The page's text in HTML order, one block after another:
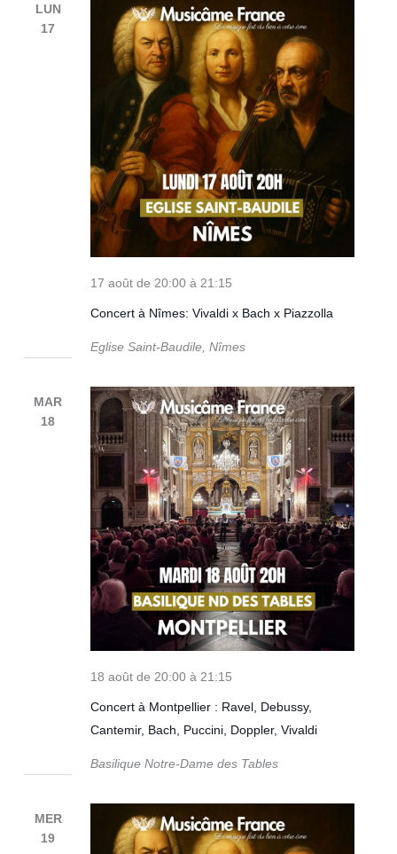
LUN
17
Concert à Nîmes: Vivaldi x Bach x Piazzolla
17 août de 20:00 à21:15
Eglise Saint-Baudile, Nîmes
MAR
18
Concert à Montpellier : Ravel, Debussy,
Cantemir, Bach, Puccini, Doppler, Vivaldi
18 août de 20:00 à21:15
Basilique Notre-Dame des Tables
MER
19